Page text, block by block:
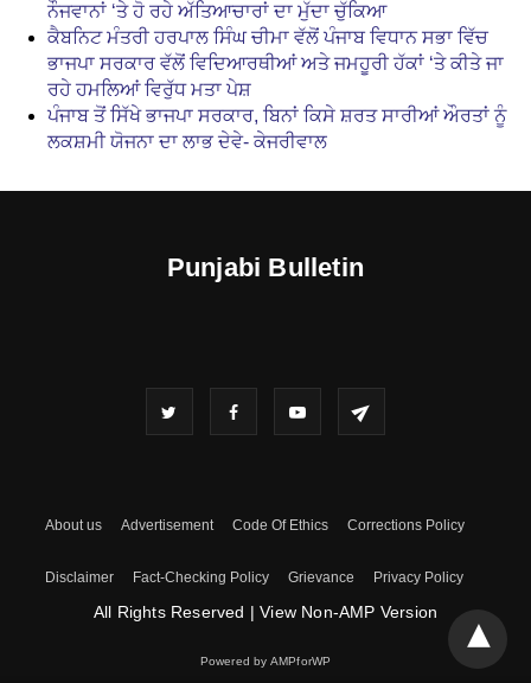
ਨੌਜਵਾਨਾਂ ‘ਤੇ ਹੋ ਰਹੇ ਅੱਤਿਆਚਾਰਾਂ ਦਾ ਮੁੱਦਾ ਚੁੱਕਿਆ
ਕੈਬਨਿਟ ਮੰਤਰੀ ਹਰਪਾਲ ਸਿੰਘ ਚੀਮਾ ਵੱਲੋਂ ਪੰਜਾਬ ਵਿਧਾਨ ਸਭਾ ਵਿੱਚ
ਭਾਜਪਾ ਸਰਕਾਰ ਵੱਲੋਂ ਵਿਦਿਆਰਥੀਆਂ ਅਤੇ ਜਮਹੂਰੀ ਹੱਕਾਂ ‘ਤੇ ਕੀਤੇ ਜਾ
ਰਹੇ ਹਮਲਿਆਂ ਵਿਰੁੱਧ ਮਤਾ ਪੇਸ਼
ਪੰਜਾਬ ਤੋਂ ਸਿੱਖੇ ਭਾਜਪਾ ਸਰਕਾਰ, ਬਿਨਾਂ ਕਿਸੇ ਸ਼ਰਤ ਸਾਰੀਆਂ ਔਰਤਾਂ ਨੂੰ
ਲਕਸ਼ਮੀ ਯੋਜਨਾ ਦਾ ਲਾਭ ਦੇਵੇ- ਕੇਜਰੀਵਾਲ
Punjabi Bulletin
About us Advertisement Code Of Ethics Corrections Policy
Disclaimer Fact-Checking Policy Grievance Privacy Policy
All Rights Reserved | View Non-AMP Version
Powered by AMPforWP